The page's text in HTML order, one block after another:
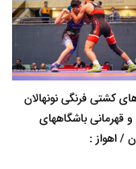
کشتی فرنگی نونهالان
و قهرمانی باشگاههای
/ اهواز :